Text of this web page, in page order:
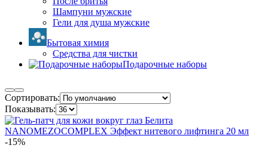
Шампуни мужские
Гели для душа мужские
Бытовая химия
Средства для чистки
Подарочные наборы
Сортировать:
Показывать:
-15%